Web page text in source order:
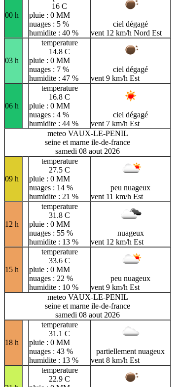
00 h
16 C
pluie : 0 MM
nuages : 5 %
humidite : 40 %
ciel dégagé
vent 12 km/h Nord Est
03 h
temperature
14.8 C
pluie : 0 MM
nuages : 7 %
humidite : 47 %
ciel dégagé
vent 9 km/h Est
06 h
temperature
16.8 C
pluie : 0 MM
nuages : 4 %
humidite : 44 %
ciel dégagé
vent 7 km/h Est
meteo VAUX-LE-PENIL
seine et marne ile-de-france
samedi 08 aout 2026
09 h
temperature
27.5 C
pluie : 0 MM
nuages : 14 %
humidite : 21 %
peu nuageux
vent 11 km/h Est
12 h
temperature
31.8 C
pluie : 0 MM
nuages : 55 %
humidite : 13 %
nuageux
vent 12 km/h Est
15 h
temperature
33.6 C
pluie : 0 MM
nuages : 22 %
humidite : 10 %
peu nuageux
vent 9 km/h Est
meteo VAUX-LE-PENIL
seine et marne ile-de-france
samedi 08 aout 2026
18 h
temperature
31.1 C
pluie : 0 MM
nuages : 43 %
humidite : 13 %
partiellement nuageux
vent 8 km/h Est
temperature
22.9 C